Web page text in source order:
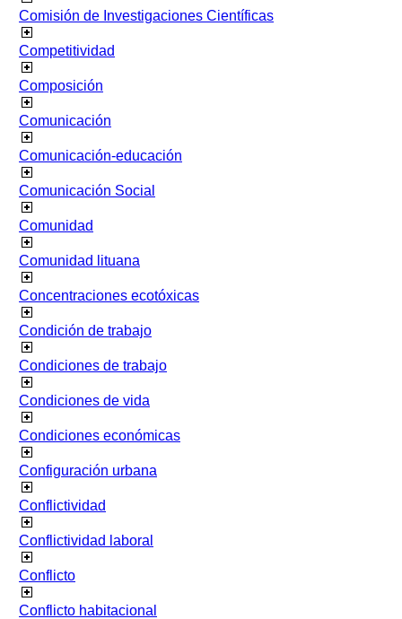
Comisión de Investigaciones Científicas
Competitividad
Composición
Comunicación
Comunicación-educación
Comunicación Social
Comunidad
Comunidad lituana
Concentraciones ecotóxicas
Condición de trabajo
Condiciones de trabajo
Condiciones de vida
Condiciones económicas
Configuración urbana
Conflictividad
Conflictividad laboral
Conflicto
Conflicto habitacional